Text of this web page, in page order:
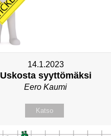
14.1.2023
Uskosta syyttömäksi
Eero Kaumi
Katso